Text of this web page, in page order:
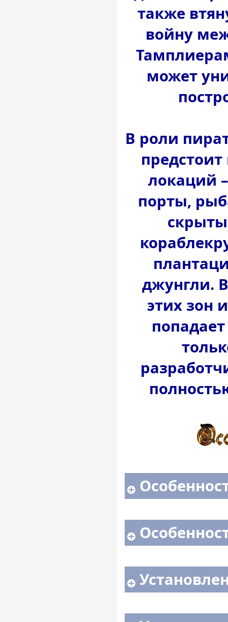
также
войну
может
В роли
предстоит
локаций
порты,
джунгли.
этих зон